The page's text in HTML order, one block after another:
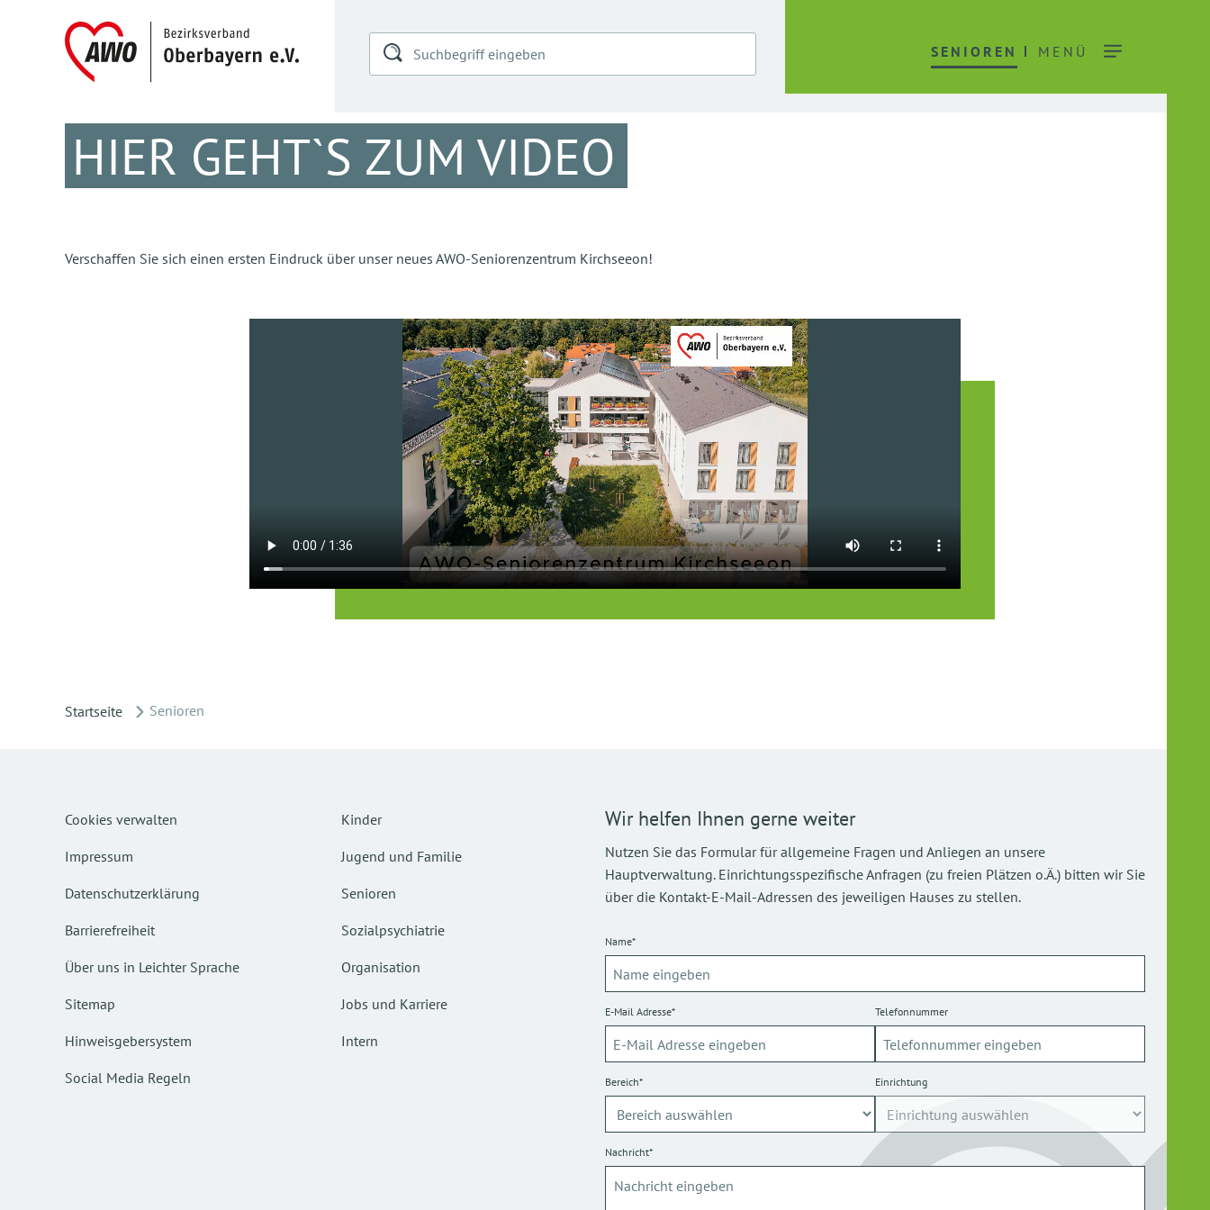
SENIOREN MENÜ
HIER GEHT`S ZUM VIDEO
Verschaffen Sie sich einen ersten Eindruck über unser neues AWO-Seniorenzentrum Kirchseeon!
Startseite Senioren
Cookies verwalten
Impressum
Datenschutzerklärung
Barrierefreiheit
Über uns in Leichter Sprache
Sitemap
Hinweisgebersystem
Social Media Regeln
Kinder
Jugend und Familie
Senioren
Sozialpsychiatrie
Organisation
Jobs und Karriere
Intern
Wir helfen Ihnen gerne weiter
Nutzen Sie das Formular für allgemeine Fragen und Anliegen an unsere
Hauptverwaltung. Einrichtungsspezifische Anfragen (zu freien Plätzen o.Ä.) bitten wir Sie
über die Kontakt-E-Mail-Adressen des jeweiligen Hauses zu stellen.
Name*
E-Mail Adresse* Telefonnummer
Bereich* Einrichtung
Nachricht*